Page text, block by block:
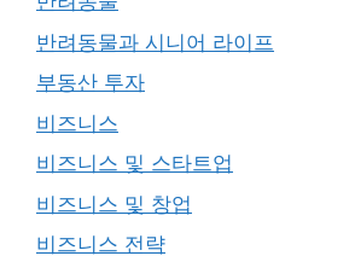
반려동물과 시니어 라이프
부동산 투자
비즈니스
비즈니스 및 스타트업
비즈니스 및 창업
비즈니스 전략